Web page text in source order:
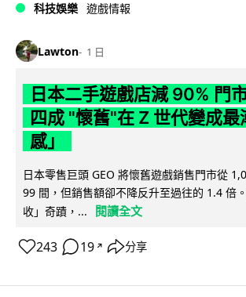
科技娛樂 遊戲情報
Lawton 1 日
日本二手遊戲店減 90% 門
四成 "懷舊"在 Z 世代變成最
感」
日本零售巨頭 GEO 將懷舊遊戲銷售門市從
99 間，但銷售額卻不降反升至過往的 1.4 倍
收」奇蹟，...
閱讀全文
243 19 ↗ 分享